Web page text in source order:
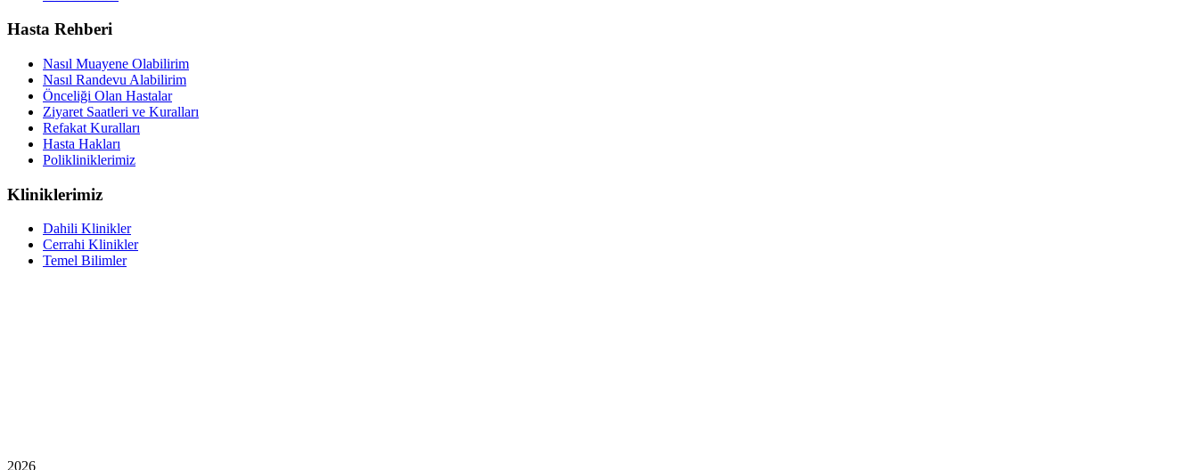
Hasta Rehberi
Nasıl Muayene Olabilirim
Nasıl Randevu Alabilirim
Önceliği Olan Hastalar
Ziyaret Saatleri ve Kuralları
Refakat Kuralları
Hasta Hakları
Polikliniklerimiz
Kliniklerimiz
Dahili Klinikler
Cerrahi Klinikler
Temel Bilimler
2026